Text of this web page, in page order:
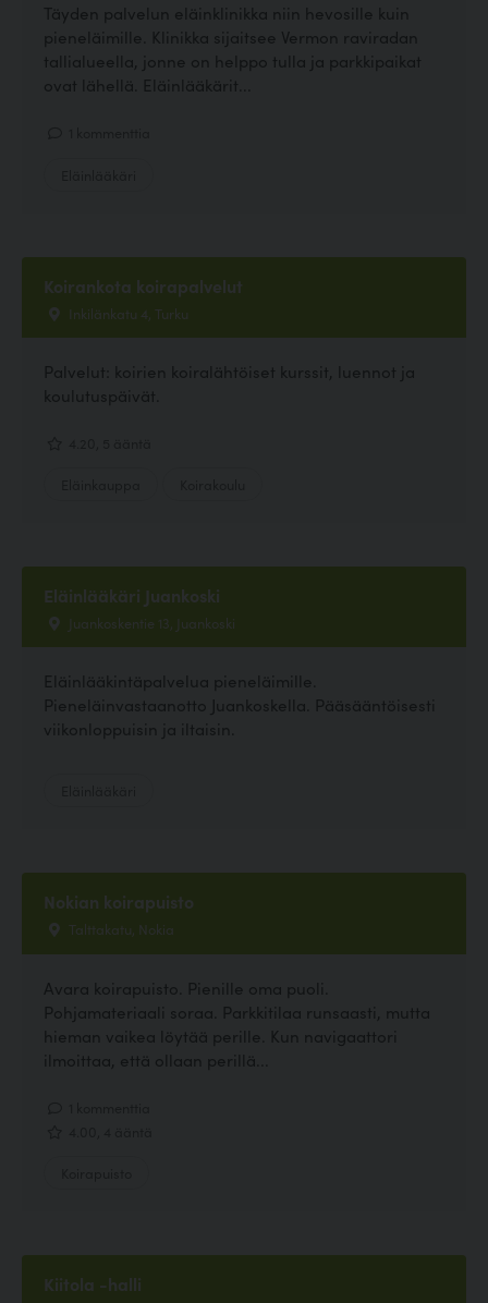
Täyden palvelun eläinklinikka niin hevosille kuin
pieneläimille. Klinikka sijaitsee Vermon raviradan
tallialueella, jonne on helppo tulla ja parkkipaikat
ovat lähellä. Eläinlääkärit...
Koirankota koirapalvelut
Inkilänkatu 4, Turku
Palvelut: koirien koiralähtöiset kurssit, luennot ja
koulutuspäivät.
Eläinlääkäri Juankoski
Juankoskentie 13, Juankoski
Eläinlääkintäpalvelua pieneläimille.
Pieneläinvastaanotto Juankoskella. Pääsääntöisesti
viikonloppuisin ja iltaisin.
Nokian koirapuisto
Talttakatu, Nokia
Avara koirapuisto. Pienille oma puoli.
Pohjamateriaali soraa. Parkkitilaa runsaasti, mutta
hieman vaikea löytää perille. Kun navigaattori
ilmoittaa, että ollaan perillä...
Kiitola -halli